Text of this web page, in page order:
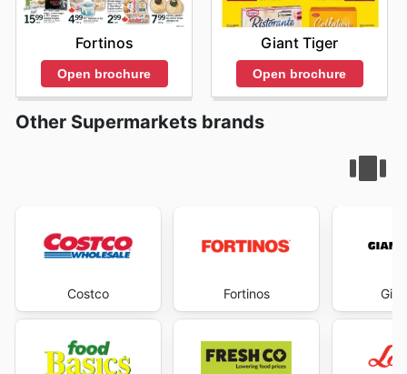
Fortinos
Open brochure
Giant Tiger
Open brochure
Other Supermarkets brands
Costco Fortinos